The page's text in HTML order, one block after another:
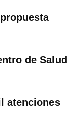
de Salud
atenciones